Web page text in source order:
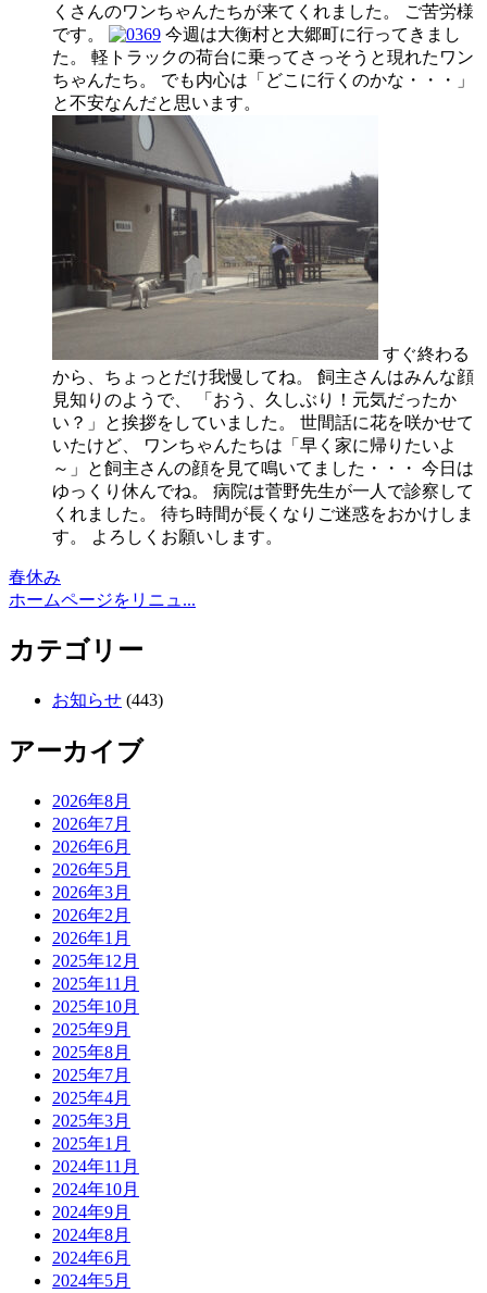
くさんのワンちゃんたちが来てくれました。 ご苦労様
です。
今週は大衡村と大郷町に行ってきまし
た。 軽トラックの荷台に乗ってさっそうと現れたワン
ちゃんたち。 でも内心は「どこに行くのかな・・・」
と不安なんだと思います。
すぐ終わる
から、ちょっとだけ我慢してね。 飼主さんはみんな顔
見知りのようで、 「おう、久しぶり！元気だったか
い？」と挨拶をしていました。 世間話に花を咲かせて
いたけど、 ワンちゃんたちは「早く家に帰りたいよ
～」と飼主さんの顔を見て鳴いてました・・・ 今日は
ゆっくり休んでね。 病院は菅野先生が一人で診察して
くれました。 待ち時間が長くなりご迷惑をおかけしま
す。 よろしくお願いします。
春休み
ホームページをリニュ...
カテゴリー
お知らせ (443)
アーカイブ
2026年8月
2026年7月
2026年6月
2026年5月
2026年3月
2026年2月
2026年1月
2025年12月
2025年11月
2025年10月
2025年9月
2025年8月
2025年7月
2025年4月
2025年3月
2025年1月
2024年11月
2024年10月
2024年9月
2024年8月
2024年6月
2024年5月